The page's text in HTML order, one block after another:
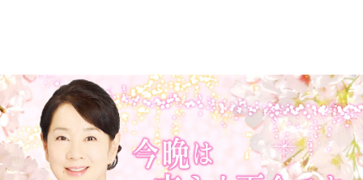
トピックス
TBS Podcast
お知らせ
イベント・グッズ
YouTube
会社情報